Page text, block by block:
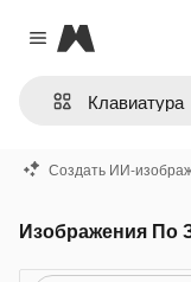
Close menu
Magnific
Создать ИИ-
Изображения По